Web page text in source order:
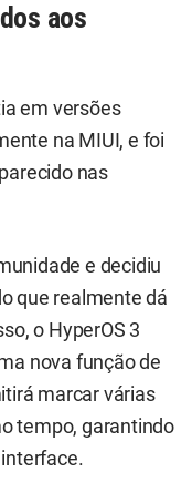
aos
em versões
na MIUI, e foi
nas
e decidiu
que realmente dá
o HyperOS 3
nova função de
marcar várias
tempo, garantindo